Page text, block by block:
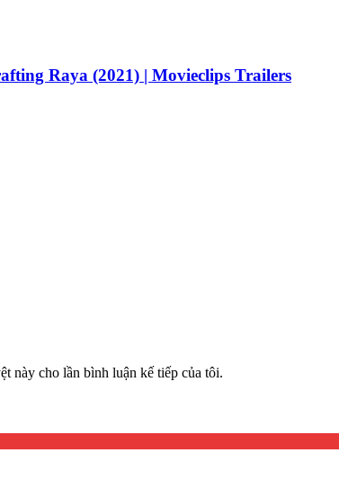
Raya (2021) | Movieclips Trailers
này cho lần bình luận kế tiếp của tôi.